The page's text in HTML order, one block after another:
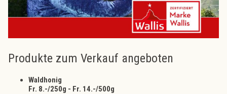
Produkte zum Verkauf angeboten
Waldhonig
Fr. 8.-/250g - Fr. 14.-/500g